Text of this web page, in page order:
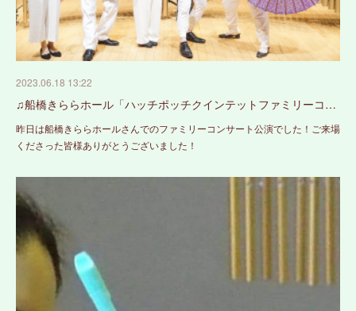
2023.06.18 13:22
♫船橋きららホール「ハッチポッチクインテットファミリーコ…
昨日は船橋きららホールさんでのファミリーコンサート公演でした！ご来場
くださった皆様ありがとうございました！